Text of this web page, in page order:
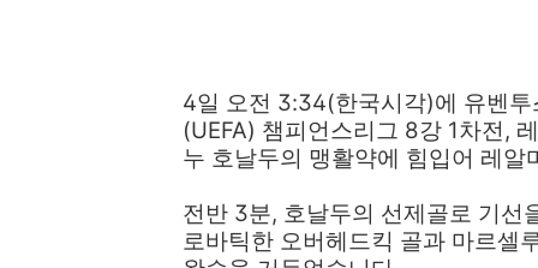
4일 오전 3:34(한국시각)에 유벤
(UEFA) 챔피언스리그 8강 1차전,
누 호날두의 맹활약에 힘입어 레
전반 3분, 호날두의 선제골로 기선
로바틱한 오버헤드킥 골과 마르셀